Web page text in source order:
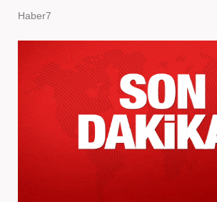
Haber7